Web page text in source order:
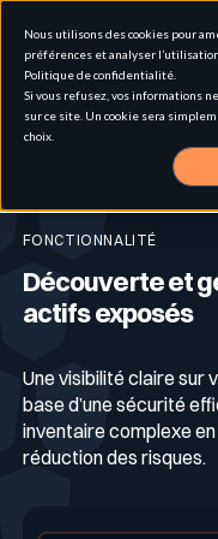
Nous utilisons des cookies pour
préférences et analyser
Politique de confidentialité.
Si vous refusez, vos informations
sur ce site. Un cookie sera
choix.
Gestion de la
Pentest hybrid
Cas d'usage
Attack Surface
Pour qui
FONCTIONNALITÉ
Découverte et
actifs exposés
Une visibilité claire sur
base d’une sécurité
inventaire complexe
réduction des risques.